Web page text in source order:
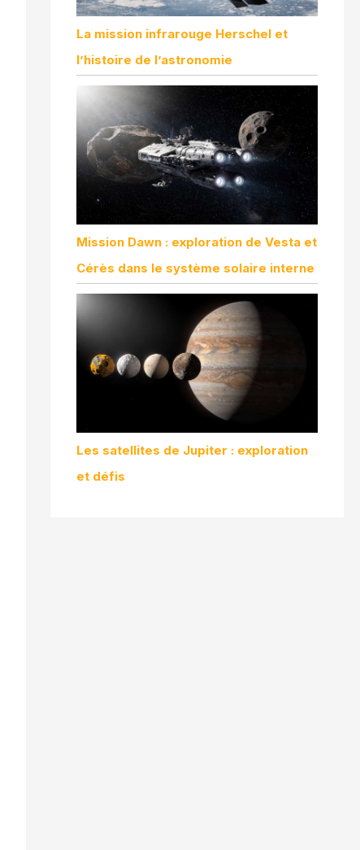
La mission infrarouge Herschel et
l’histoire de l’astronomie
Mission Dawn : exploration de Vesta et
Cérès dans le système solaire interne
Les satellites de Jupiter : exploration
et défis